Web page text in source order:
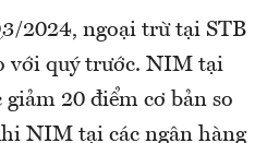
2024, ngoại trừ tại STB
với quý trước. NIM tại
20 điểm cơ bản so
NIM tại các ngân hàng